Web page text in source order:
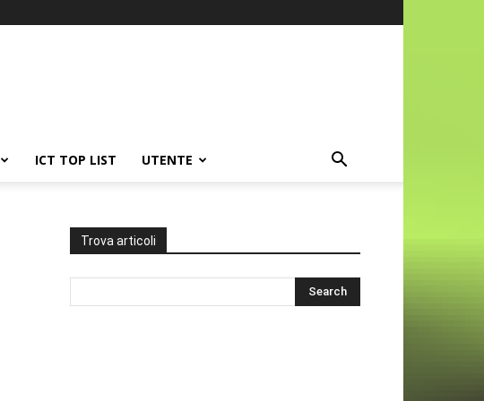
ICT TOP LIST UTENTE
Trova articoli